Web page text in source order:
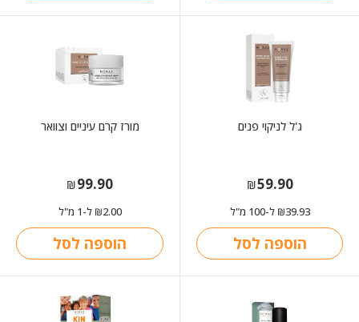
ג'ל לניקוי פנים
₪59.90
₪39.93 ל-100 מ"ל
הוספה לסל
מורז קרם עיניים וצוואר
₪99.90
₪2.00 ל-1 מ"ל
הוספה לסל